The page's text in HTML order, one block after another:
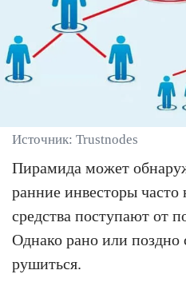
Источник: Trustnodes
Пирамида может
ранние инвесторы часто
средства поступают от
Однако рано или поздно
рушиться.